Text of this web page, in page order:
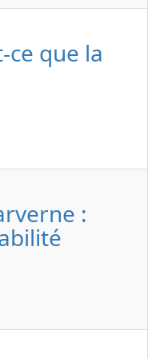
ce que la
: